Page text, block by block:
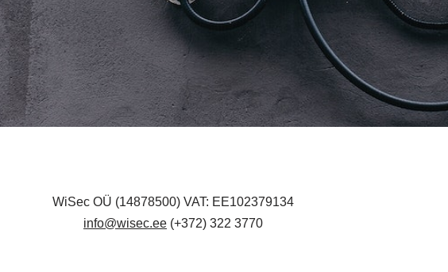
WiSec OÜ (14878500) VAT: EE102379134
info@wisec.ee (+372) 322 3770